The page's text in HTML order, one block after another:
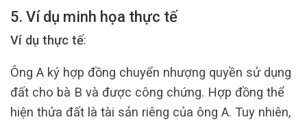
5. Ví dụ minh họa thực tế
Ví dụ thực tế:
Ông A ký hợp đồng chuyển nhượng quyền sử dụng
đất cho bà B và được công chứng. Hợp đồng thể
hiện thửa đất là tài sản riêng của ông A. Tuy nhiên,